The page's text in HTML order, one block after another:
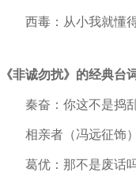
西毒：从小我就懂得
《非诚勿扰》的经典台
秦奋：你这不是捣乱
相亲者（冯远征饰）
葛优：那不是废话